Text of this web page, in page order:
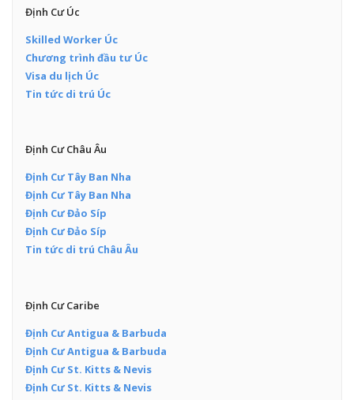
Định Cư Úc
Skilled Worker Úc
Chương trình đầu tư Úc
Visa du lịch Úc
Tin tức di trú Úc
Định Cư Châu Âu
Định Cư Tây Ban Nha
Định Cư Tây Ban Nha
Định Cư Đảo Síp
Định Cư Đảo Síp
Tin tức di trú Châu Âu
Định Cư Caribe
Định Cư Antigua & Barbuda
Định Cư Antigua & Barbuda
Định Cư St. Kitts & Nevis
Định Cư St. Kitts & Nevis